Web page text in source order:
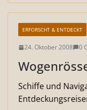
ERFORSCHT & ENTDECKT
24. Oktober 2008 0
Schiffe und